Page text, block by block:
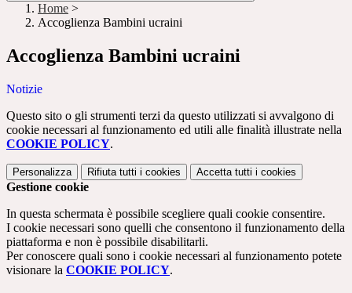
Home >
Accoglienza Bambini ucraini
Accoglienza Bambini ucraini
Notizie
Questo sito o gli strumenti terzi da questo utilizzati si avvalgono di
cookie necessari al funzionamento ed utili alle finalità illustrate nella
COOKIE POLICY.
Personalizza Rifiuta tutti i cookies Accetta tutti i cookies
Gestione cookie
In questa schermata è possibile scegliere quali cookie consentire.
I cookie necessari sono quelli che consentono il funzionamento della
piattaforma e non è possibile disabilitarli.
Per conoscere quali sono i cookie necessari al funzionamento potete
visionare la COOKIE POLICY.